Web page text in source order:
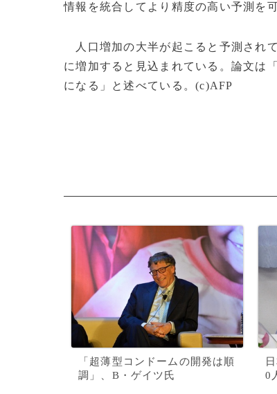
情報を統合してより精度の高い予測を
人口増加の大半が起こると予測され
に増加すると見込まれている。論文は
になる」と述べている。(c)AFP
「超薄型コンドームの開発は順
調」、B・ゲイツ氏
0